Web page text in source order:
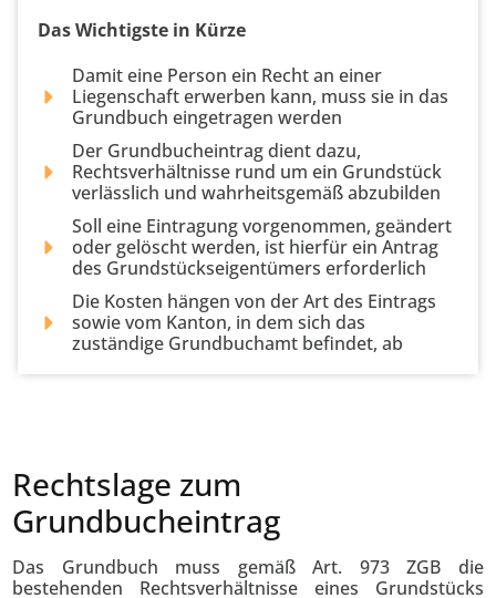
Das Wichtigste in Kürze
Damit eine Person ein Recht an einer
Liegenschaft erwerben kann, muss sie in das
Grundbuch eingetragen werden
Der Grundbucheintrag dient dazu,
Rechtsverhältnisse rund um ein Grundstück
verlässlich und wahrheitsgemäß abzubilden
Soll eine Eintragung vorgenommen, geändert
oder gelöscht werden, ist hierfür ein Antrag
des Grundstückseigentümers erforderlich
Die Kosten hängen von der Art des Eintrags
sowie vom Kanton, in dem sich das
zuständige Grundbuchamt befindet, ab
Rechtslage zum
Grundbucheintrag
Das Grundbuch muss gemäß Art. 973 ZGB die
bestehenden Rechtsverhältnisse eines Grundstücks